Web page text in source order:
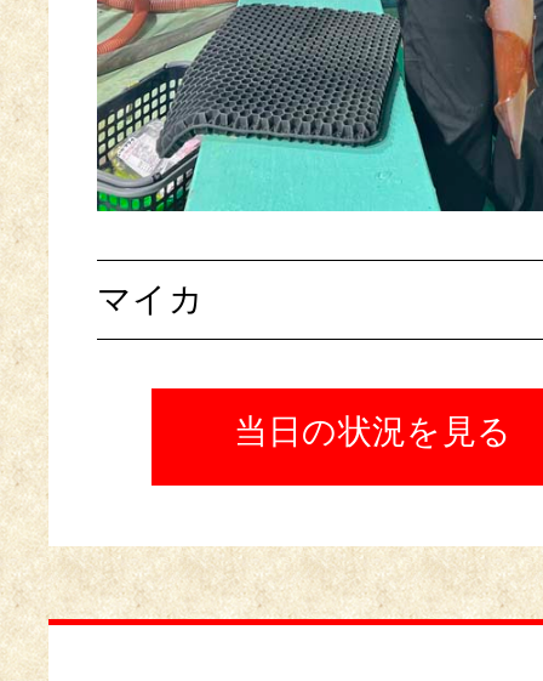
マイカ
当日の状況を見る